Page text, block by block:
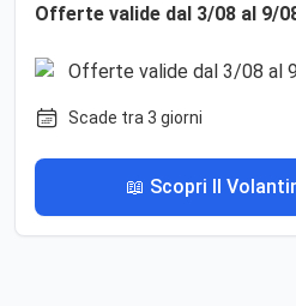
Offerte valide dal 3/08 al 9/
Scade tra 3 giorni
📖 Scopri Il